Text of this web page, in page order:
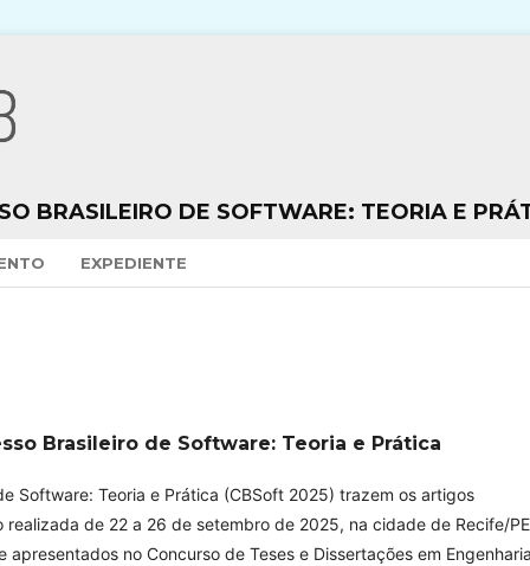
BRASILEIRO DE SOFTWARE: TEORIA E
EXPEDIENTE
Brasileiro de Software: Teoria e Prática
Software: Teoria e Prática (CBSoft 2025) trazem os artigos
de 22 a 26 de setembro de 2025, na cidade de Recife/
no Concurso de Teses e Dissertações em